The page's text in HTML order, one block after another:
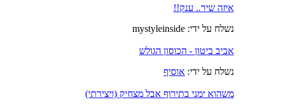
איזה שיר.. ענק!!
נשלח על ידי: mystyleinside
אביב ביטון - הכוסון הגולש
נשלח על ידי: אוסיף
משהוא ימני בתירוף אבל מצחיק (ויצירתי)